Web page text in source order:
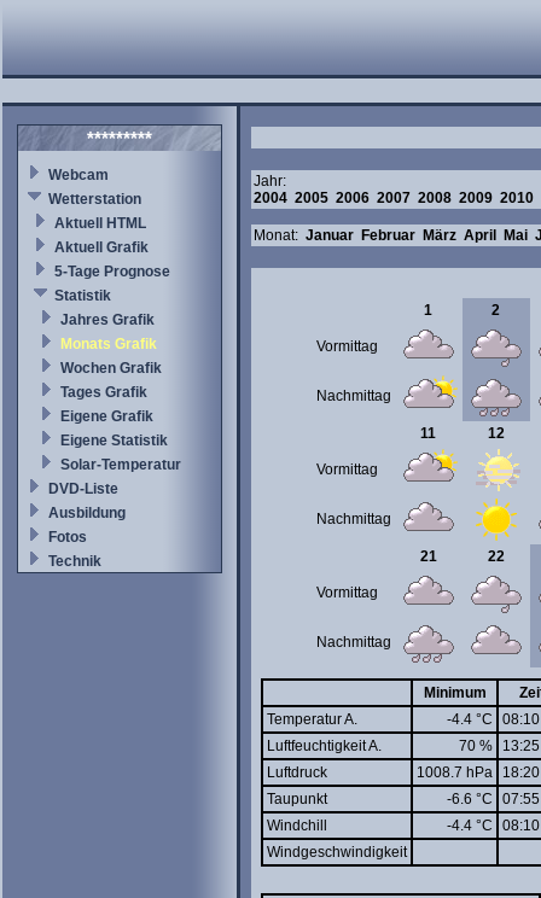
*********
Webcam
Wetterstation
Aktuell HTML
Aktuell Grafik
5-Tage Prognose
Statistik
Jahres Grafik
Monats Grafik
Wochen Grafik
Tages Grafik
Eigene Grafik
Eigene Statistik
Solar-Temperatur
DVD-Liste
Ausbildung
Fotos
Technik
Jahr:
2004 2005 2006 2007 2008 2009 2010
Monat: Januar Februar März April Mai
1 2
Vormittag
Nachmittag
11 12
Vormittag
Nachmittag
21 22
Vormittag
Nachmittag
Minimum
Temperatur A.
-4.4 °C
Luftfeuchtigkeit A.
70 %
Luftdruck
1008.7 hPa
Taupunkt
-6.6 °C
Windchill
-4.4 °C
Windgeschwindigkeit